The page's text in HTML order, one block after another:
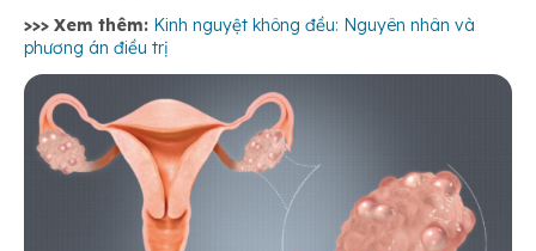
>>> Xem thêm: Kinh nguyệt không đều: Nguyên nhân và
phương án điều trị